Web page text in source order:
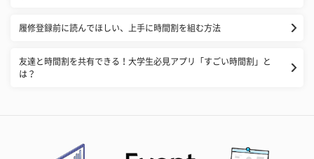
履修登録前に読んでほしい、上手に時間割を組む方法
友達と時間割を共有できる！大学生必見アプリ「すごい時間割」と
は？